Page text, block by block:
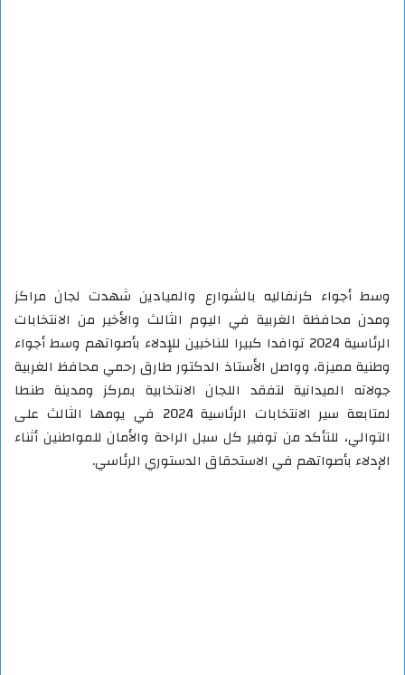
وسط أجواء كرنفاليه بالشوارع والميادين شهدت لجان مراكز
ومدن محافظة الغربية في اليوم الثالث والأخير من الانتخابات
الرئاسية 2024 توافدا كبيرا للناخبين للإدلاء بأصواتهم وسط أجواء
وطنية مميزة، وواصل الأستاذ الدكتور طارق رحمي محافظ الغربية
جولاته الميدانية لتفقد اللجان الانتخابية بمركز ومدينة طنطا
لمتابعة سير الانتخابات الرئاسية 2024 في يومها الثالث على
التوالي، للتأكد من توفير كل سبل الراحة والأمان للمواطنين أثناء
الإدلاء بأصواتهم في الاستحقاق الدستوري الرئاسي.